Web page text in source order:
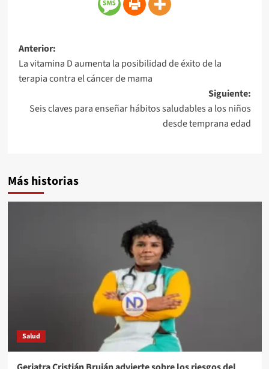
Anterior:
La vitamina D aumenta la posibilidad de éxito de la
terapia contra el cáncer de mama
Siguiente:
Seis claves para enseñar hábitos saludables a los niños
desde temprana edad
Más historias
Salud